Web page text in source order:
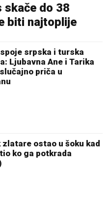
skače do 38
biti najtoplije
srpska i turska
Ljubavna Ane i Tarika
priča u
zlatare ostao u šoku kad
ko ga potkrada